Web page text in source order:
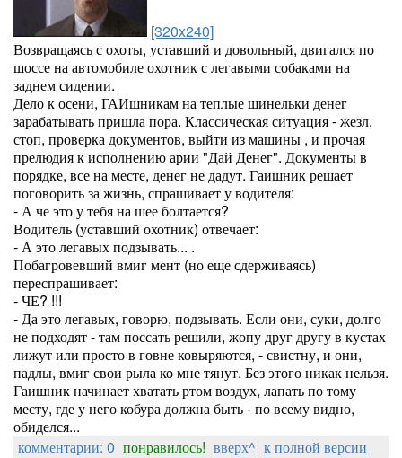
[320x240]
Возвращаясь с охоты, уставший и довольный, двигался по
шоссе на автомобиле охотник с легавыми собаками на
заднем сидении.
Дело к осени, ГАИшникам на теплые шинельки денег
зарабатывать пришла пора. Классическая ситуация - жезл,
стоп, проверка документов, выйти из машины , и прочая
прелюдия к исполнению арии "Дай Денег". Документы в
порядке, все на месте, денег не дадут. Гаишник решает
поговорить за жизнь, спрашивает у водителя:
- А че это у тебя на шее болтается?
Водитель (уставший охотник) отвечает:
- А это легавых подзывать... .
Побагровевший вмиг мент (но еще сдерживаясь)
переспрашивает:
- ЧЕ? !!!
- Да это легавых, говорю, подзывать. Если они, суки, долго
не подходят - там поссать решили, жопу друг другу в кустах
лижут или просто в говне ковыряются, - свистну, и они,
падлы, вмиг свои рыла ко мне тянут. Без этого никак нельзя.
Гаишник начинает хватать ртом воздух, лапать по тому
месту, где у него кобура должна быть - по всему видно,
обиделся...
комментарии: 0 понравилось! вверх^ к полной версии